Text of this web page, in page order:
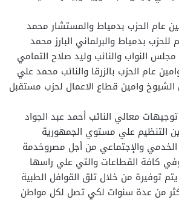
عام الحزب بدمياط والمستشار محمد
بدمياط والبرلماني البارز محمد
النواب والنائب وليد صلاح التمامي
عام الحزب بالزرقا والنائب محمد علي
وامين قطاع الاعمال لحزب مستقبل
معالي النائب أحمد عبد الجواد
التنظيم علي مستوي الجمهورية
الخدمي والإجتماعي من أجل مصروخدمة
كافة القطاعات والتي علي راسها
توفيرة من خلال تلق القوافل الطبية
من عدة سنوات لكي تصل لكل مواطن